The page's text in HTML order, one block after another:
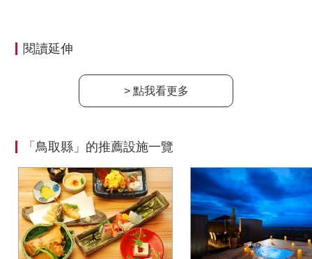
閱讀延伸
> 點我看更多
「鳥取縣」的推薦設施一覽